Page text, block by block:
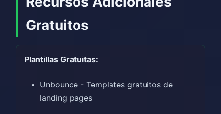
Gratuitos
Plantillas Gratuitas:
Unbounce - Templates gratuitos de
landing pages